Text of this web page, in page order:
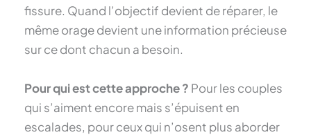
fissure. Quand l’objectif devient de réparer, le
même orage devient une information précieuse
sur ce dont chacun a besoin.
Pour qui est cette approche ? Pour les couples
qui s’aiment encore mais s’épuisent en
escalades, pour ceux qui n’osent plus aborder